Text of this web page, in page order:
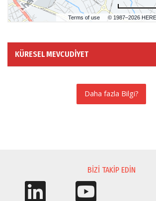
Terms of use © 1987–2026
KÜRESEL MEVCUDIYET
Daha fazla Bilgi?
BIZI TAKIP EDIN